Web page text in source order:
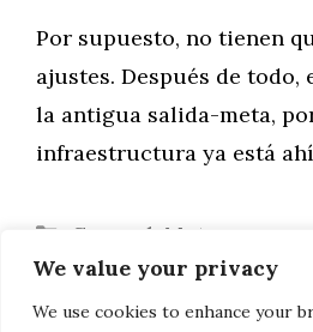
We value your privacy
We use cookies to enhance your
Por supuesto, no tienen
ajustes. Después de todo,
la antigua salida-meta,
infraestructura ya está
Categorías
General Motor
Los representantes de
conducir Audi